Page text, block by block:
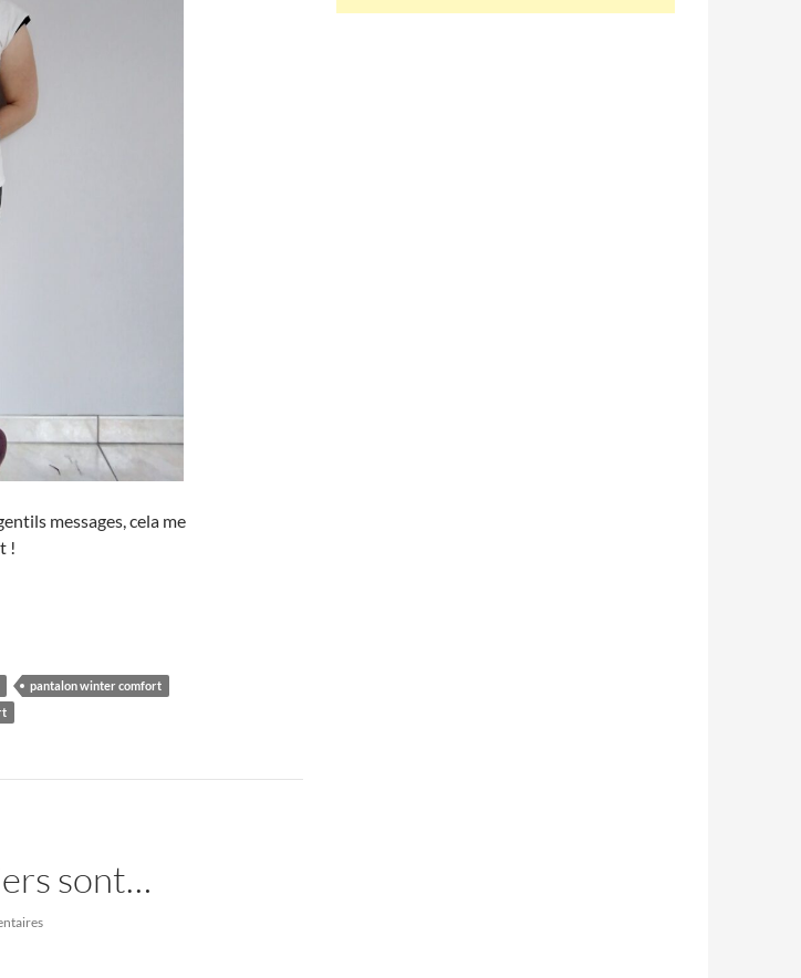
messages, cela me
!
pantalon winter comfort
sont…